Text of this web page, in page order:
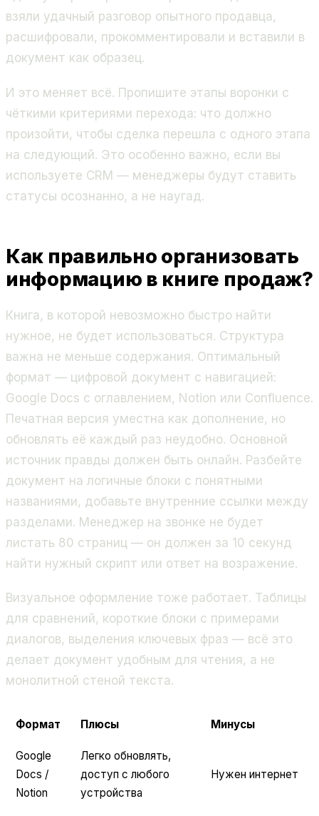
взяли удачный разговор опытного продавца,
расшифровали, прокомментировали и вставили в
документ как образец.
И это меняет всё. Пропишите этапы воронки с
чёткими критериями перехода: что должно
произойти, чтобы сделка перешла с одного этапа
на следующий. Это особенно важно, если вы
используете CRM — менеджеры будут ставить
статусы осознанно, а не наугад.
Как правильно организовать
информацию в книге продаж?
Книга, в которой невозможно быстро найти
нужное, не будет использоваться. Структура
важна не меньше содержания. Оптимальный
формат — цифровой документ с навигацией:
Google Docs с оглавлением, Notion или Confluence.
Печатная версия уместна как дополнение, но
обновлять её каждый раз неудобно. Основной
источник правды должен быть онлайн. Разбейте
документ на логичные блоки с понятными
названиями, добавьте внутренние ссылки между
разделами. Менеджер на звонке не будет
листать 80 страниц — он должен за 10 секунд
найти нужный скрипт или ответ на возражение.
Визуальное оформление тоже работает. Таблицы
для сравнений, короткие блоки с примерами
диалогов, выделения ключевых фраз — всё это
делает документ удобным для чтения, а не
монолитной стеной текста.
Формат Плюсы Минусы
Google
Docs /
Notion
Легко обновлять,
доступ с любого
устройства
Нужен интернет